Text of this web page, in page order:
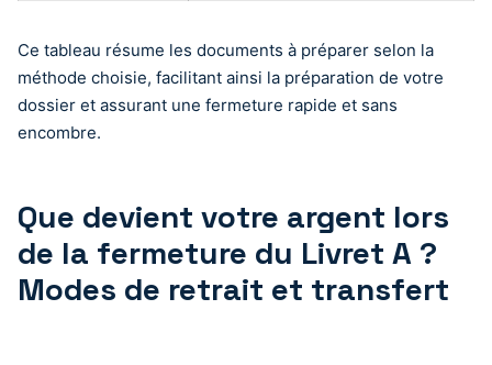
Ce tableau résume les documents à préparer selon la
méthode choisie, facilitant ainsi la préparation de votre
dossier et assurant une fermeture rapide et sans
encombre.
Que devient votre argent lors
de la fermeture du Livret A ?
Modes de retrait et transfert